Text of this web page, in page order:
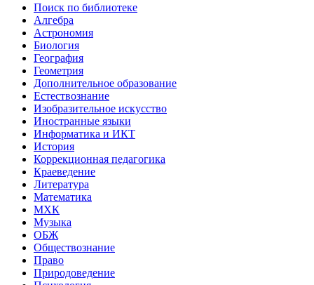
Поиск по библиотеке
Алгебра
Астрономия
Биология
География
Геометрия
Дополнительное образование
Естествознание
Изобразительное искусство
Иностранные языки
Информатика и ИКТ
История
Коррекционная педагогика
Краеведение
Литература
Математика
МХК
Музыка
ОБЖ
Обществознание
Право
Природоведение